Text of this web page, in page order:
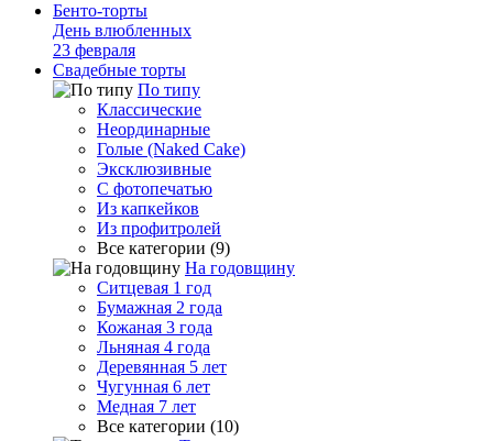
Бенто-торты
День влюбленных
23 февраля
Свадебные торты
По типу
Классические
Неординарные
Голые (Naked Cake)
Эксклюзивные
С фотопечатью
Из капкейков
Из профитролей
Все категории (9)
На годовщину
Ситцевая 1 год
Бумажная 2 года
Кожаная 3 года
Льняная 4 года
Деревянная 5 лет
Чугунная 6 лет
Медная 7 лет
Все категории (10)